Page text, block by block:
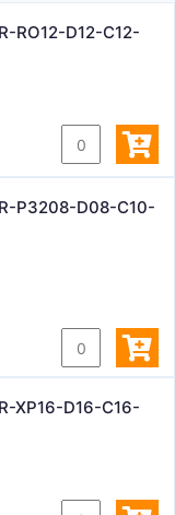
RO12-D12-C12-
P3208-D08-C10-
XP16-D16-C16-